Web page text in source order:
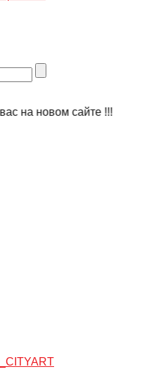
на новом сайте !!!